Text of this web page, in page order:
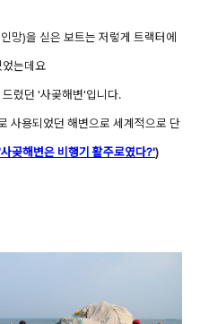
망)을 싣은 보트는 저렇게 트랙터에
었는데요
렸던 '사곶해변'입니다.
사용되었던 해변으로 세계적으로 단
곶해변은 비행기 활주로였다?')